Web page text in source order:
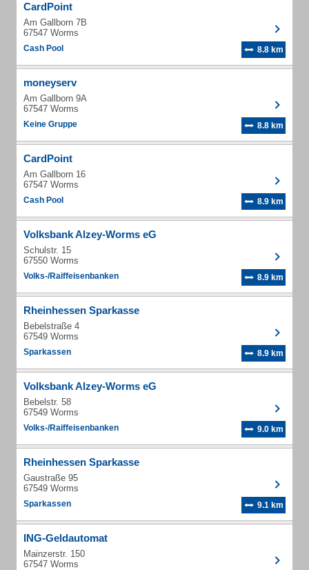
CardPoint
Am Gallborn 7B
67547 Worms
Cash Pool 8.8 km
moneyserv
Am Gallborn 9A
67547 Worms
Keine Gruppe 8.8 km
CardPoint
Am Gallborn 16
67547 Worms
Cash Pool 8.9 km
Volksbank Alzey-Worms eG
Schulstr. 15
67550 Worms
Volks-/Raiffeisenbanken 8.9 km
Rheinhessen Sparkasse
Bebelstraße 4
67549 Worms
Sparkassen 8.9 km
Volksbank Alzey-Worms eG
Bebelstr. 58
67549 Worms
Volks-/Raiffeisenbanken 9.0 km
Rheinhessen Sparkasse
Gaustraße 95
67549 Worms
Sparkassen 9.1 km
ING-Geldautomat
Mainzerstr. 150
67547 Worms